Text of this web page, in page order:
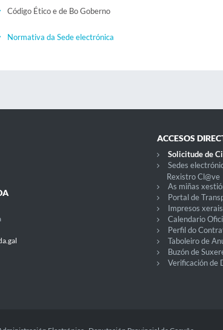
Código Ético e de Bo Goberno
Normativa da Sede electrónica
ACCESOS
Solicitude de
Sedes
Rexistro Cl@ve
As miñas
Portal de
Impresos xerais
Calendario
Perfil do
Taboleiro de
Buzón de
Verificación de